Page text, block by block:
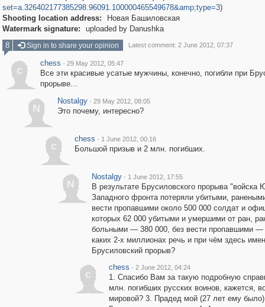
set=a.326402177385298.96091.100000465549678&amp;type=3)
Shooting location address:
Новая Башиловская
Watermark signature:
uploaded by Danushka
8
Sign in to share your opinion Latest comment: 2 June 2012, 07:37
c
chess · 29 May 2012, 05:47
Все эти красивые усатые мужчины, конечно, погибли при
прорыве...
N
Nostalgy · 29 May 2012, 08:05
Это почему, интересно?
c
chess · 1 June 2012, 00:16
Большой призыв и 2 млн. погибших.
N
Nostalgy · 1 June 2012, 17:55
В результате Брусиловского прорыва "войска
Западного фронта потеряли убитыми,
вести пропавшими около 500 000 солдат и
которых 62 000 убитыми и умершими от ран,
больными — 380 000, без вести пропавшими
каких 2-х миллионах речь и при чём здесь
Брусиловский прорыв?
c
chess · 2 June 2012, 04:24
1. Спасибо Вам за такую подробную
млн. погибших русских воинов, кажется,
мировой? 3. Прадед мой (27 лет ему было)